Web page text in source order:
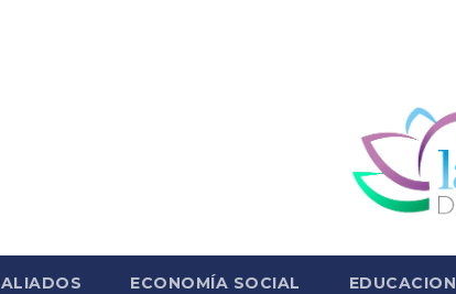
ALIADOS ECONOMÍA SOCIAL EDUCACION